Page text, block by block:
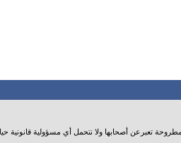
تعبرعن أصحابها ولا نتحمل أي مسؤولية